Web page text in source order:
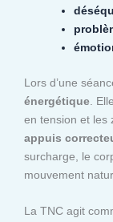
Lors d’une
énergétique .
en tension et les
appuis
surcharge, le
mouvement
La TNC agit